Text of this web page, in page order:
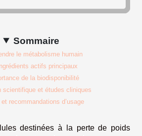
Sommaire
le métabolisme humain
actifs principaux
de la biodisponibilité
scientifique et études cliniques
recommandations d’usage
destinées à la perte de poids